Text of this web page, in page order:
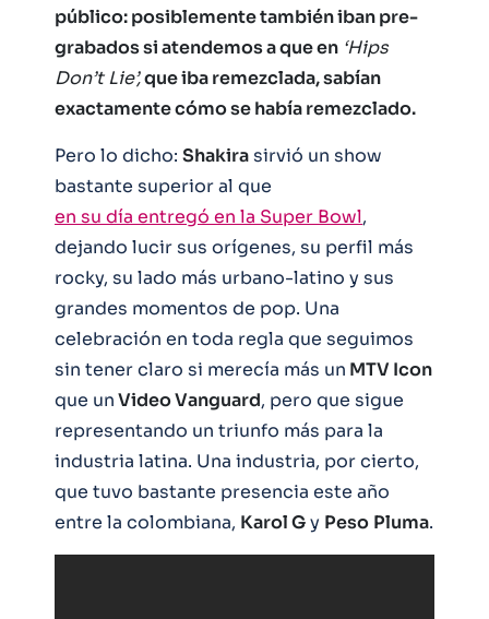
público: posiblemente también iban pre-
grabados si atendemos a que en ‘Hips
Don’t Lie’,que iba remezclada, sabían
exactamente cómo se había remezclado.
Pero lo dicho: Shakirasirvió un show
bastante superior al que
en su día entregó en la Super Bowl,
dejando lucir sus orígenes, su perfil más
rocky, su lado más urbano-latino y sus
grandes momentos de pop. Una
celebración en toda regla que seguimos
sin tener claro si merecía más un MTV Icon
que unVideo Vanguard, pero que sigue
representando un triunfo más para la
industria latina. Una industria, por cierto,
que tuvo bastante presencia este año
entre la colombiana, Karol Gy Peso Pluma.